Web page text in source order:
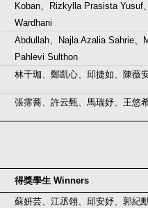
Koban、Rizkylla Prasista Yusuf
Wardhani
Abdullah、Najla Azalia Sahrie、
Pahlevi Sulthon
林千珈、鄭凱心、邱捷如、陳薇
張霈蕎、許云甄、馬瑞妤、王悠
得獎學生 Winners
蘇妍芸、江丞翎、邱安妤、郭紀